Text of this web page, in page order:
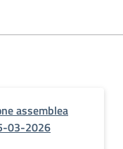
assemblea
03-2026